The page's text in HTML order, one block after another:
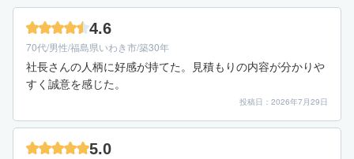
4.6
70代/男性/福島県いわき市/築30年
社長さんの人柄に好感が持てた。見積もりの内容が分かりや
すく誠意を感じた。
投稿日：2026年7月29日
5.0